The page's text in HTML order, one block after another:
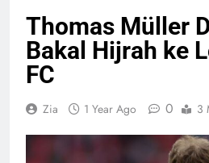
Thomas Müller
Bakal Hijrah ke
FC
Zia 1 Year Ago 0 3